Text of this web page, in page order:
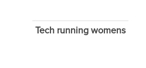
Tech running womens